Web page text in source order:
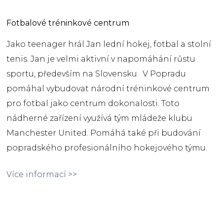
Fotbalové tréninkové centrum
Jako teenager hrál Jan lední hokej, fotbal a stolní
tenis. Jan je velmi aktivní v napomáhání růstu
sportu, především na Slovensku. V Popradu
pomáhal vybudovat národní tréninkové centrum
pro fotbal jako centrum dokonalosti. Toto
nádherné zařízení využívá tým mládeže klubu
Manchester United. Pomáhá také při budování
popradského profesionálního hokejového týmu.
Více informací >>